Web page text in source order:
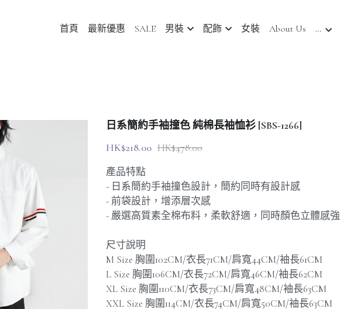
首頁 最新優惠 SALE 男裝 配飾 女裝 About Us …
日系簡約手袖撞色 純棉長袖恤衫 [SBS-1266]
HK$218.00 HK$478.00
產品特點
- 日系簡約手袖撞色設計，簡約同時有設計感
- 前袋設計，增添層次感
- 嚴選高質素全棉布料，柔軟舒適，同時顏色立體感強
尺寸說明
M Size 胸圍102CM/衣長71CM/肩寬44CM/袖長61CM
L Size 胸圍106CM/衣長72CM/肩寬46CM/袖長62CM
XL Size 胸圍110CM/衣長73CM/肩寬48CM/袖長63CM
XXL Size 胸圍114CM/衣長74CM/肩寬50CM/袖長63CM